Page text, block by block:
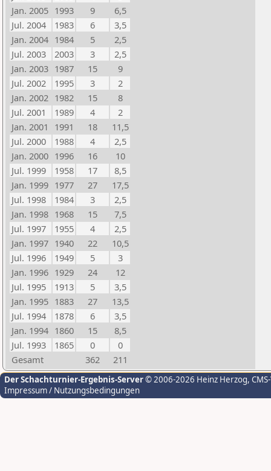
Jan. 2005 1993 9
6,5
Jul. 2004
1983 6
3,5
Jan. 2004 1984 5
2,5
Jul. 2003
2003 3
2,5
Jan. 2003 1987 15
9
Jul. 2002
1995 3
2
Jan. 2002 1982 15
8
Jul. 2001
1989 4
2
Jan. 2001
1991 18
11,5
Jul. 2000
1988 4
2,5
Jan. 2000 1996 16
10
Jul. 1999
1958 17
8,5
Jan. 1999 1977 27
17,5
Jul. 1998
1984 3
2,5
Jan. 1998 1968 15
7,5
Jul. 1997
1955 4
2,5
Jan. 1997 1940 22
10,5
Jul. 1996
1949 5
3
Jan. 1996 1929 24
12
Jul. 1995
1913 5
3,5
Jan. 1995 1883 27
13,5
Jul. 1994
1878 6
3,5
Jan. 1994 1860 15
8,5
Jul. 1993
1865 0
0
Gesamt
362 211
Der Schachturnier-Ergebnis-Server© 2006-2026 Heinz Herzog,
Impressum / Nutzungsbedingungen